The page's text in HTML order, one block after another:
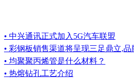
• 中兴通讯正式加入5G汽车联盟
• 彩钢板销售渠道将呈现三足鼎立,
• 均聚聚丙烯管是什么材料？
• 热熔钻孔工艺介绍